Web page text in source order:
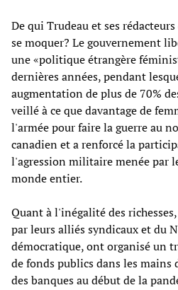
De qui Trudeau et ses
se moquer? Le gouvernement
une «politique étrangère
dernières années, pendant
augmentation de plus de 70%
veillé à ce que davantage de
l'armée pour faire la guerre au
canadien et a renforcé la
l'agression militaire menée par
monde entier.
Quant à l'inégalité des
par leurs alliés syndicaux et du
démocratique, ont organisé un
de fonds publics dans les mains
des banques au début de la